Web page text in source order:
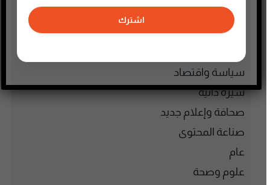
حلقات مميزة
ريادة الأعمال
رياضة
سياسة واقتصاد
سيرة ذاتية
صحافة وإعلام جديد
صناعة المحتوى
عام
علوم وصحة
اشترك